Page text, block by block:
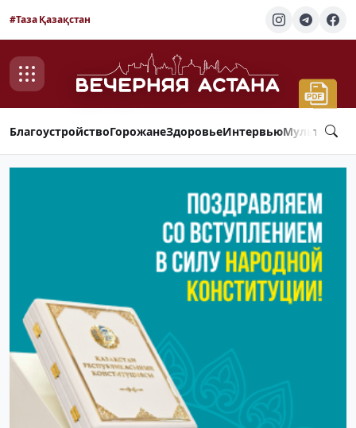
#Таза Қазақстан
БлагоустройствоГорожанеЗдоровьеИнтервью